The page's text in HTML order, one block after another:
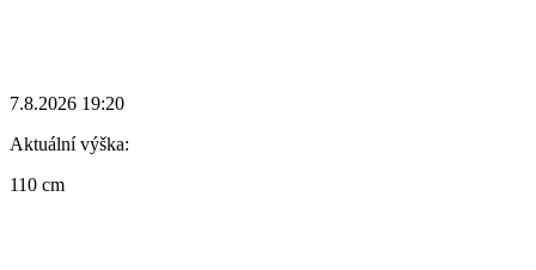
7.8.2026 19:20
Aktuální výška:
110 cm